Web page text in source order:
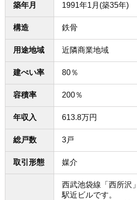
築年月 1991年1月(築35年)
構造 鉄骨
用途地域 近隣商業地域
建ぺい率 80％
容積率 200％
年収入 613.8万円
総戸数 3戸
取引形態 媒介
西武池袋線「西所沢
駅近ビルです。